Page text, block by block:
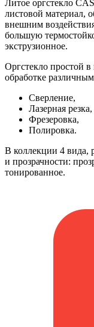
Литое оргстекло
листовой материал,
внешним
большую
экструзионное.
Оргстекло простой
обработке
Сверление,
Лазерная резка,
Фрезеровка,
Полировка.
В коллекции 4 вида,
и прозрачности:
тонированное.